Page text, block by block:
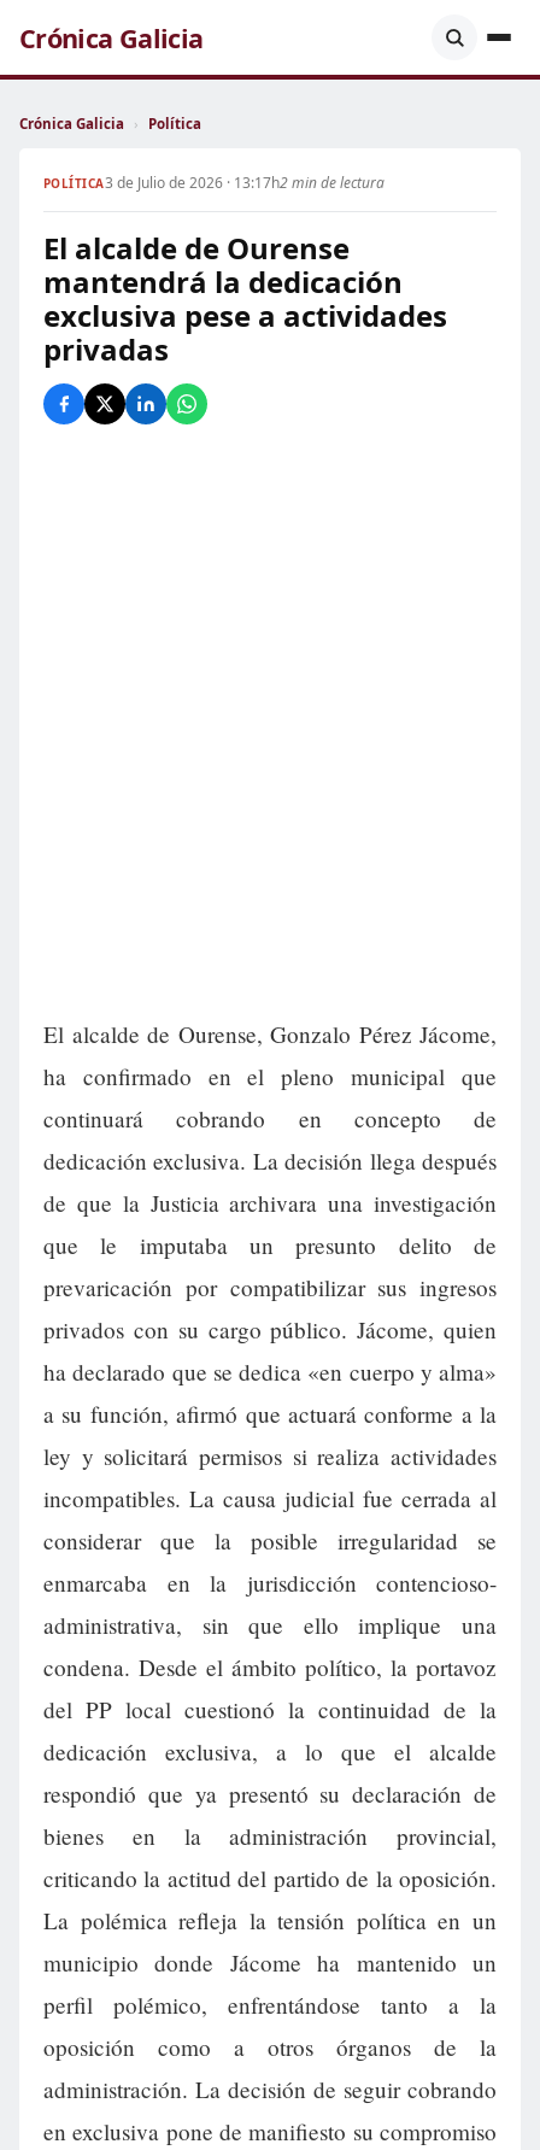
Crónica Galicia
Crónica Galicia › Política
POLÍTICA3 de Julio de 2026 · 13:17h2 min de lectura
El alcalde de Ourense
mantendrá la dedicación
exclusiva pese a actividades
privadas
El alcalde de Ourense, Gonzalo Pérez Jácome,
ha confirmado en el pleno municipal que
continuará cobrando en concepto de
dedicación exclusiva. La decisión llega después
de que la Justicia archivara una investigación
que le imputaba un presunto delito de
prevaricación por compatibilizar sus ingresos
privados con su cargo público. Jácome, quien
ha declarado que se dedica «en cuerpo y alma»
a su función, afirmó que actuará conforme a la
ley y solicitará permisos si realiza actividades
incompatibles. La causa judicial fue cerrada al
considerar que la posible irregularidad se
enmarcaba en la jurisdicción contencioso-
administrativa, sin que ello implique una
condena. Desde el ámbito político, la portavoz
del PP local cuestionó la continuidad de la
dedicación exclusiva, a lo que el alcalde
respondió que ya presentó su declaración de
bienes en la administración provincial,
criticando la actitud del partido de la oposición.
La polémica refleja la tensión política en un
municipio donde Jácome ha mantenido un
perfil polémico, enfrentándose tanto a la
oposición como a otros órganos de la
administración. La decisión de seguir cobrando
en exclusiva pone de manifiesto su compromiso